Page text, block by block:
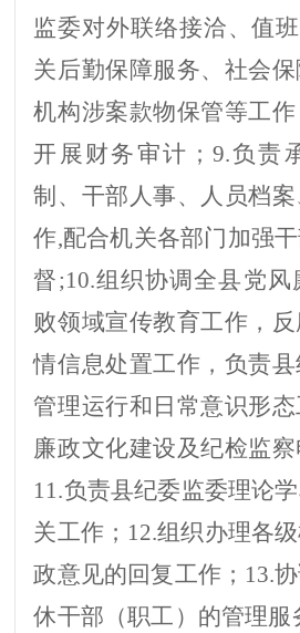
监委对外联络接洽、值
关后勤保障服务、社会
机构涉案款物保管等工作
开展 财务审计； 9.负责
制、干部人事、人员档
作,配合机关各部门加强
督;10.组织协调全县党风
败领域宣传教育工作 ，
情信息处置工作， 负责
管理运行和日常意识形态
廉政文化建设及纪检监
11.负责县纪委监委理论
关工作；12.组织办理各
政意见的回复工作； 13.
休干部（职工）的管理服